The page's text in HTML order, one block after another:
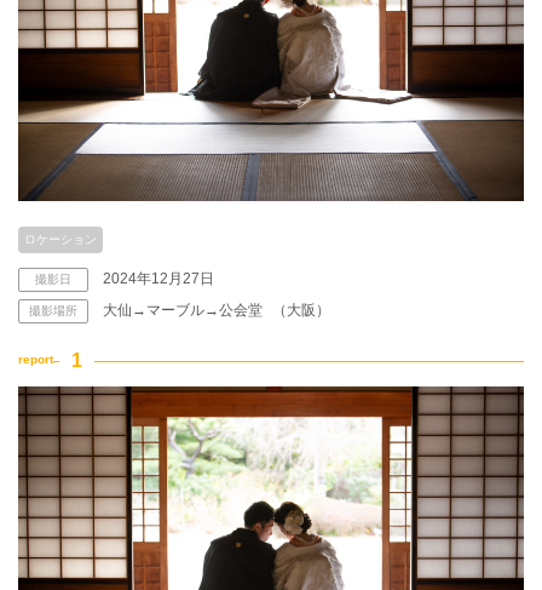
3万円以下のプラン 海での撮影
ペットと撮影 夜景での撮影 家族・友人と撮影
豊富なドレス
神社・寺院での撮影
豊富な色打掛・着物
持ち込み衣装
ソロウエディング
ロケーション
撮影日 2024年12月27日
撮影場所 大仙→マーブル→公会堂 （大阪）